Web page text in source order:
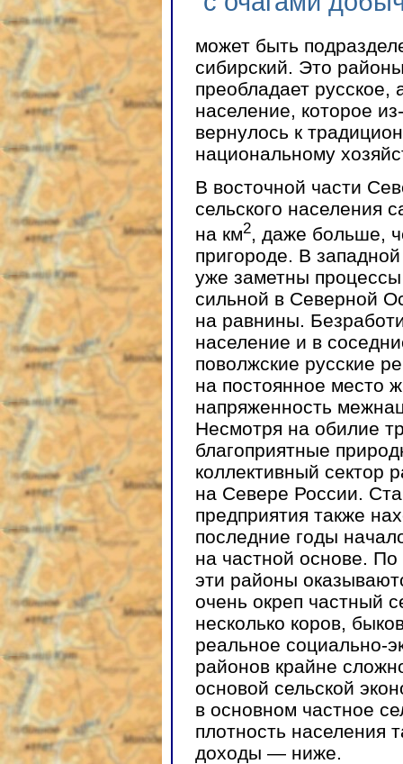
может быть
сибирский. Это
преобладает русское,
население, которое
вернулось к
национальному
В восточной части
сельского населения
на км2, даже больше,
пригороде. В
уже заметны
сильной в Северной
на равнины.
население и в
поволжские русские
на постоянное место
напряженность
Несмотря на обилие
благоприятные
коллективный сектор
на Севере России.
предприятия также
последние годы
на частной основе.
эти районы
очень окреп частный
несколько коров,
реальное социально-
районов крайне
основой сельской
в основном частное
плотность населения
доходы — ниже.